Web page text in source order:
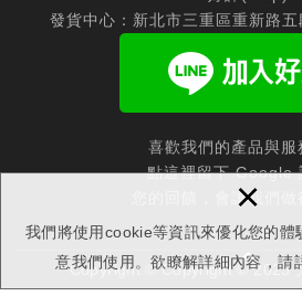
我們將使用cookie等資訊來優化您的體
意我們使用。欲瞭解詳細內容，請
×
發貨中心：新北市三重區重新路
喜歡我們的產品與服
點這裡留下 Google
您的回饋，會讓我們做
Copyright © Copyright © 2025